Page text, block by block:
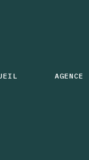
AGENCE